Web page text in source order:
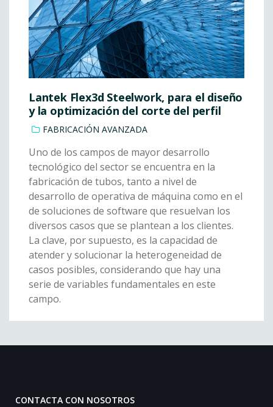
Lantek Flex3d Steelwork, para el diseño
y la optimización del corte del perfil
FABRICACIÓN AVANZADA
Uno de los campos de mayor desarrollo
tecnológico del sector se encuentra en la
fabricación de tubos, tanto a nivel de
desarrollo de operativa de máquina como en el
de soluciones de software que resuelvan los
diversos casos que se plantean a los clientes.
La clave, por supuesto, es la capacidad de
atender y solucionar la heterogeneidad de
casos posibles, considerando que hay una
serie de variables fundamentales en este
campo.
CONTACTA CON NOSOTROS